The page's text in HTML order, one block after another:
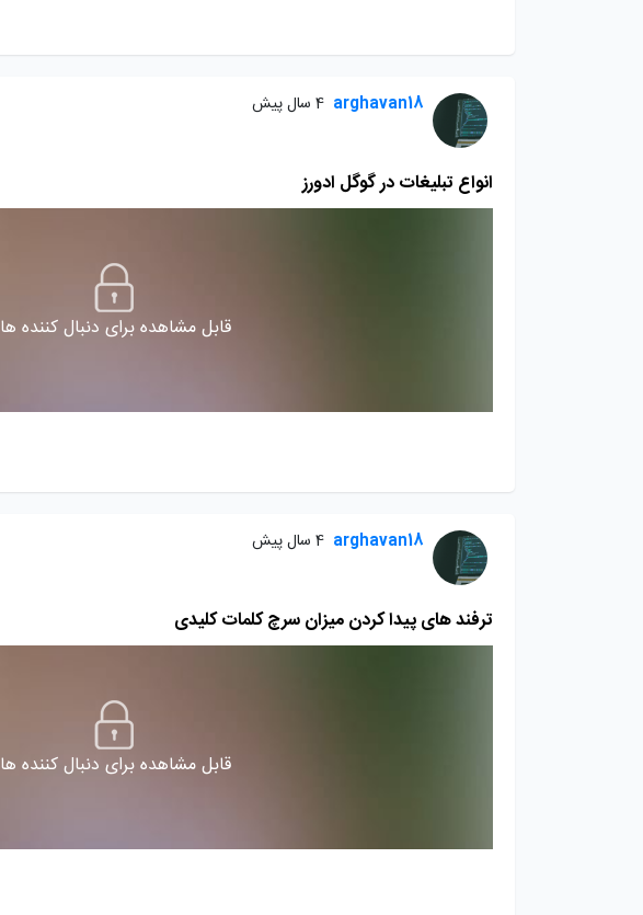
arghavan18 4 سال پیش
انواع تبلیغات در گوگل ادورز
قابل مشاهده برای دنبال کننده ها
arghavan18 4 سال پیش
ترفند های پیدا کردن میزان سرچ کلمات کلیدی
قابل مشاهده برای دنبال کننده ها